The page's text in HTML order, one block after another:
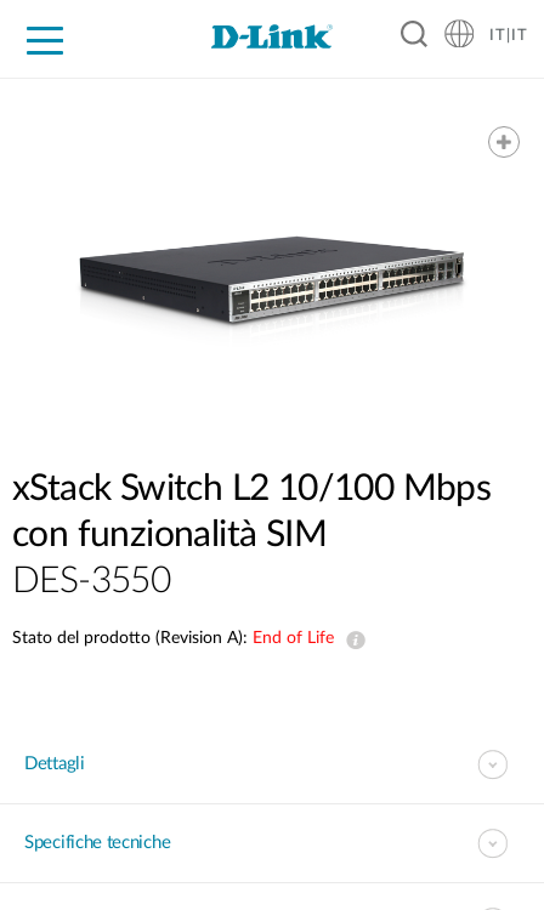
IT|IT
xStack Switch L2 10/100 Mbps
con funzionalità SIM
DES-3550
Stato del prodotto (Revision A): End of Life
Dettagli
Specifiche tecniche